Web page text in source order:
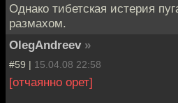
Однако тибетская истерия
размахом.
OlegAndreev »
#59 | 15.04.08 22:58
[отчаянно орет]